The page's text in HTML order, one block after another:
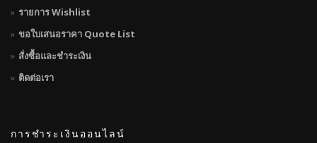
รายการ Wishlist
ขอใบเสนอราคา Quote List
สั่งซื้อและชำระเงิน
ติดต่อเรา
การชำระเงินออนไลน์